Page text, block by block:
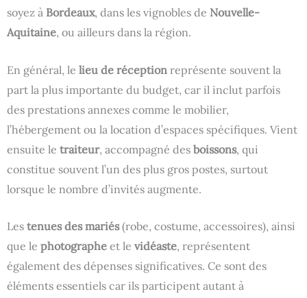
soyez à Bordeaux, dans les vignobles de Nouvelle-
Aquitaine, ou ailleurs dans la région.
En général, le lieu de réception représente souvent la
part la plus importante du budget, car il inclut parfois
des prestations annexes comme le mobilier,
l’hébergement ou la location d’espaces spécifiques. Vient
ensuite le traiteur, accompagné des boissons, qui
constitue souvent l’un des plus gros postes, surtout
lorsque le nombre d’invités augmente.
Les tenues des mariés(robe, costume, accessoires), ainsi
que le photographe et le vidéaste, représentent
également des dépenses significatives. Ce sont des
éléments essentiels car ils participent autant à